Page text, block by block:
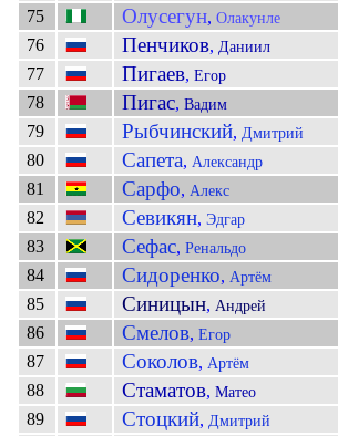
75
Олусегун, Олакунле
76
Пенчиков, Даниил
77
Пигаев, Егор
78
Пигас, Вадим
79
Рыбчинский, Дмитрий
80
Сапета, Александр
81
Сарфо, Алекс
82
Севикян, Эдгар
83
Сефас, Ренальдо
84
Сидоренко, Артём
85
Синицын, Андрей
86
Смелов, Егор
87
Соколов, Артём
88
Стаматов, Матео
89
Стоцкий, Дмитрий